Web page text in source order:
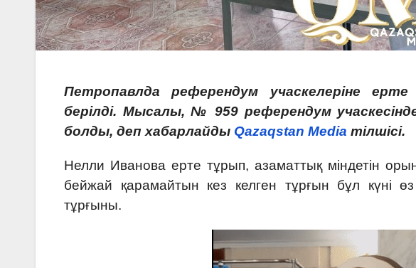
Петропавлда референдум учаскелеріне
берілді. Мысалы, № 959 референдум
болды, деп хабарлайды Qazaqstan Media тілшісі.
Нелли Иванова ерте тұрып, азаматтық міндетін
бейжай қарамайтын кез келген тұрғын бұл күні
тұрғыны.